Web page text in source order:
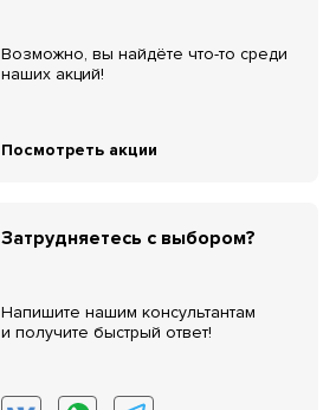
Возможно, вы найдёте что-то среди
наших акций!
Посмотреть акции
Затрудняетесь с выбором?
Напишите нашим консультантам
и получите быстрый ответ!